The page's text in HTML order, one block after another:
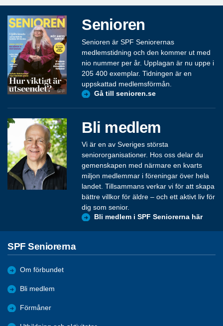
Senioren
Senioren är SPF Seniorernas
medlemstidning och den kommer ut med
nio nummer per år. Upplagan är nu uppe i
205 400 exemplar. Tidningen är en
uppskattad medlemsförmån.
Gå till senioren.se
Bli medlem
Vi är en av Sveriges största
seniororganisationer. Hos oss delar du
gemenskapen med närmare en kvarts
miljon medlemmar i föreningar över hela
landet. Tillsammans verkar vi för att skapa
bättre villkor för äldre – och ett aktivt liv för
dig som senior.
Bli medlem i SPF Seniorerna här
SPF Seniorerna
Om förbundet
Bli medlem
Förmåner